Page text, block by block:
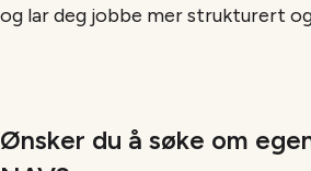
og lar deg jobbe mer strukturert
Ønsker du å søke om